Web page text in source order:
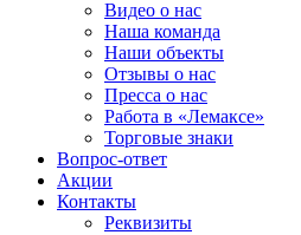
Видео о нас
Наша команда
Наши объекты
Отзывы о нас
Пресса о нас
Работа в «Лемаксе»
Торговые знаки
Вопрос-ответ
Акции
Контакты
Реквизиты